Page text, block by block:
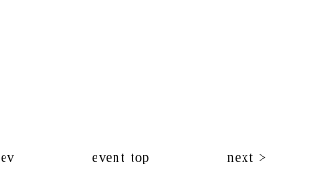
event top next >